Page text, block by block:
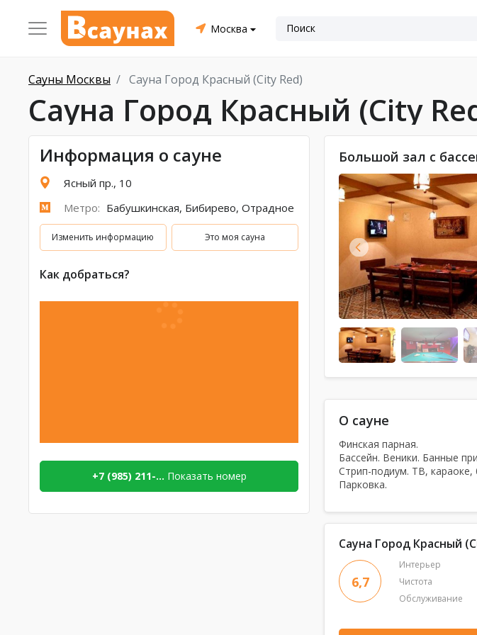
Москва
Сауны Москвы Сауна Город Красный (City Red)
Сауна Город Красный (City
Информация о сауне
Ясный пр., 10
Метро: Бабушкинская, Бибирево, Отрадное
Изменить информацию Это моя сауна
Как добраться?
+7 (985) 211-... Показать номер
Большой зал с
О сауне
Финская парная.
Бассейн. Веники. Банные
Стрип-подиум. ТВ, караоке,
Парковка.
Сауна Город Красный
6,7
Интерьер
Чистота
Обслуживание